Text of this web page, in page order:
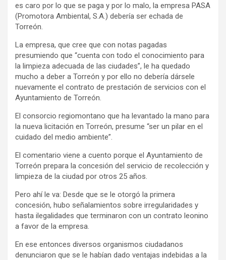
es caro por lo que se paga y por lo malo, la empresa PASA
(Promotora Ambiental, S.A.) debería ser echada de
Torreón.
La empresa, que cree que con notas pagadas
presumiendo que “cuenta con todo el conocimiento para
la limpieza adecuada de las ciudades”, le ha quedado
mucho a deber a Torreón y por ello no debería dársele
nuevamente el contrato de prestación de servicios con el
Ayuntamiento de Torreón.
El consorcio regiomontano que ha levantado la mano para
la nueva licitación en Torreón, presume “ser un pilar en el
cuidado del medio ambiente”.
El comentario viene a cuento porque el Ayuntamiento de
Torreón prepara la concesión del servicio de recolección y
limpieza de la ciudad por otros 25 años.
Pero ahí le va: Desde que se le otorgó la primera
concesión, hubo señalamientos sobre irregularidades y
hasta ilegalidades que terminaron con un contrato leonino
a favor de la empresa.
En ese entonces diversos organismos ciudadanos
denunciaron que se le habían dado ventajas indebidas a la